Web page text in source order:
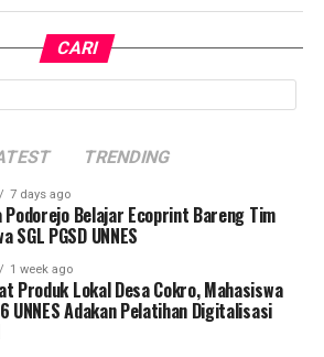
CARI
TRENDING
7 days ago
Podorejo Belajar Ecoprint Bareng Tim
SGL PGSD UNNES
1 week ago
Produk Lokal Desa Cokro, Mahasiswa
UNNES Adakan Pelatihan Digitalisasi